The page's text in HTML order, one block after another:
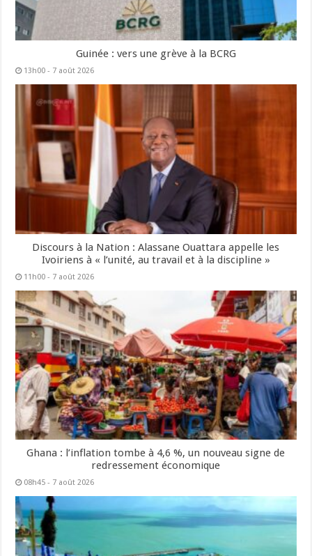
Guinée : vers une grève à la BCRG
13h00 - 7 août 2026
Discours à la Nation : Alassane Ouattara appelle les
Ivoiriens à « l’unité, au travail et à la discipline »
11h00 - 7 août 2026
Ghana : l’inflation tombe à 4,6 %, un nouveau signe de
redressement économique
08h45 - 7 août 2026